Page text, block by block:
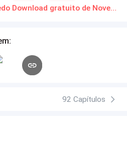
Dominada pela culpa e um
de fazer seu corpo arder
o que tiver em seu alcance
onde ela nunca deveria
e problemas mal resolvidos,
Drama Rebelde Um Contrato e um Segredo Download gratuito de Novelas Online em PDF
92 Capítulos